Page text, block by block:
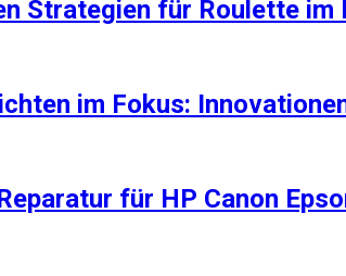
Strategien für Roulette im
im Fokus:
für HP Canon